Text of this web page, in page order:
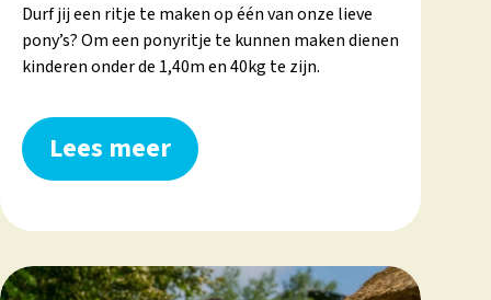
Durf jij een ritje te maken op één van onze lieve
pony’s? Om een ponyritje te kunnen maken dienen
kinderen onder de 1,40m en 40kg te zijn.
Lees meer